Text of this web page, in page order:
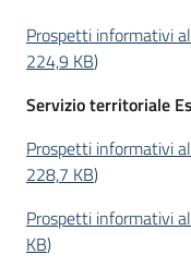
Prospetti informativi
224,9 KB)
Servizio territoriale
Prospetti informativi
228,7 KB)
Prospetti informativi
KB)